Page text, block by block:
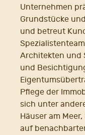
Unternehmen
Grundstücke
und betreut
Architekten und
und
Pflege der
sich unter
Häuser am
auf